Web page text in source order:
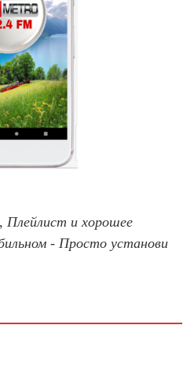
и хорошее
- Просто установи